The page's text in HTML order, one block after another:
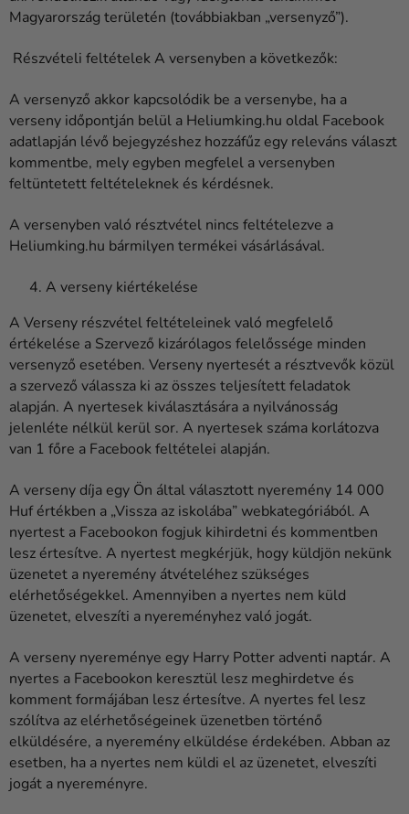
Magyarország területén (továbbiakban „versenyző”).
Részvételi feltételek A versenyben a következők:
A versenyző akkor kapcsolódik be a versenybe, ha a
verseny időpontján belül a Heliumking.hu oldal Facebook
adatlapján lévő bejegyzéshez hozzáfűz egy releváns választ
kommentbe, mely egyben megfelel a versenyben
feltüntetett feltételeknek és kérdésnek.
A versenyben való résztvétel nincs feltételezve a
Heliumking.hu bármilyen termékei vásárlásával.
A verseny kiértékelése
A Verseny részvétel feltételeinek való megfelelő
értékelése a Szervező kizárólagos felelőssége minden
versenyző esetében. Verseny nyertesét a résztvevők közül
a szervező válassza ki az összes teljesített feladatok
alapján. A nyertesek kiválasztására a nyilvánosság
jelenléte nélkül kerül sor. A nyertesek száma korlátozva
van 1 főre a Facebook feltételei alapján.
A verseny díja egy Ön által választott nyeremény 14 000
Huf értékben a „Vissza az iskolába” webkategóriából. A
nyertest a Facebookon fogjuk kihirdetni és kommentben
lesz értesítve. A nyertest megkérjük, hogy küldjön nekünk
üzenetet a nyeremény átvételéhez szükséges
elérhetőségekkel. Amennyiben a nyertes nem küld
üzenetet, elveszíti a nyereményhez való jogát.
A verseny nyereménye egy Harry Potter adventi naptár. A
nyertes a Facebookon keresztül lesz meghirdetve és
komment formájában lesz értesítve. A nyertes fel lesz
szólítva az elérhetőségeinek üzenetben történő
elküldésére, a nyeremény elküldése érdekében. Abban az
esetben, ha a nyertes nem küldi el az üzenetet, elveszíti
jogát a nyereményre.